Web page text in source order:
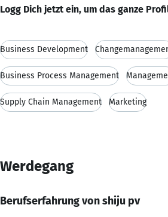
Logg Dich jetzt ein, um das ganze
Business Development
Business Process Management
Supply Chain Management Marketing
Werdegang
Berufserfahrung von shiju pv